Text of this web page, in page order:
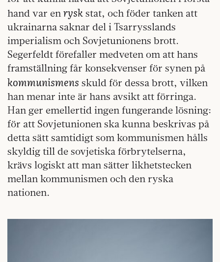
hand var enrysk stat, och föder tanken att
ukrainarna saknar del i Tsarrysslands
imperialism och Sovjetunionens brott.
Segerfeldt förefaller medveten om att hans
framställning får konsekvenser för synen på
kommunismens skuld för dessa brott, vilken
han menar inte är hans avsikt att förringa.
Han ger emellertid ingen fungerande lösning:
för att Sovjetunionen ska kunna beskrivas på
detta sätt samtidigt som kommunismen hålls
skyldig till de sovjetiska förbrytelserna,
krävs logiskt att man sätter likhetstecken
mellan kommunismen och den ryska
nationen.